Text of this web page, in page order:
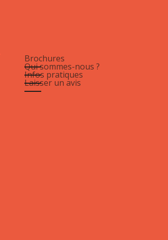
Brochures
Qui sommes-nous ?
Infos pratiques
Laisser un avis